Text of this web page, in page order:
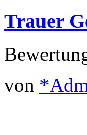
Trauer
von